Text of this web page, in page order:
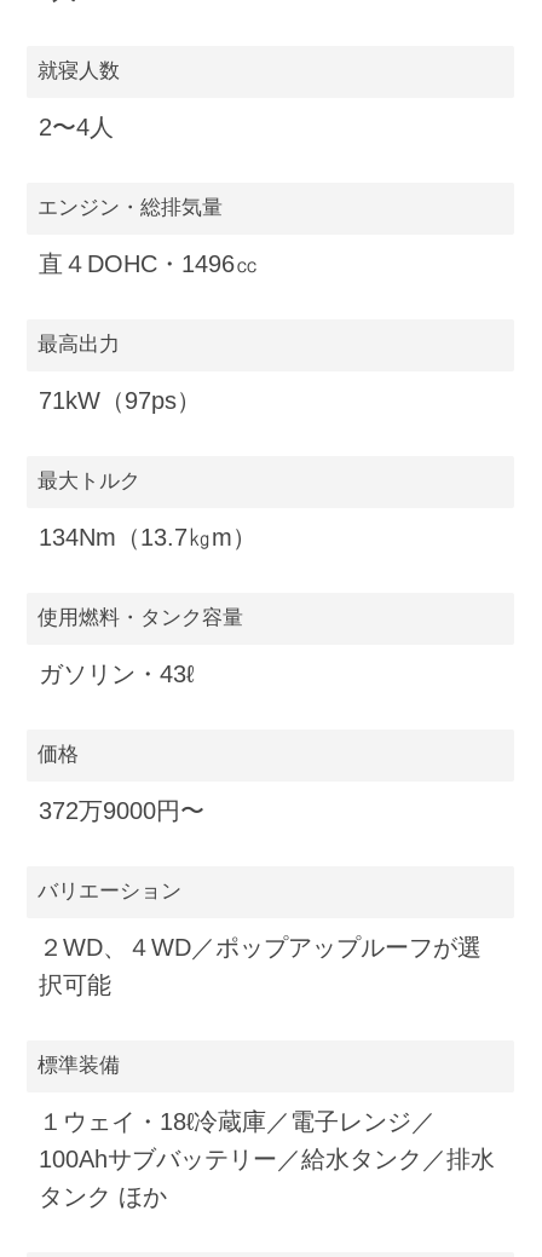
就寝人数
2〜4人
エンジン・総排気量
直４DOHC・1496㏄
最高出力
71kW（97ps）
最大トルク
134Nm（13.7㎏m）
使用燃料・タンク容量
ガソリン・43ℓ
価格
372万9000円〜
バリエーション
２WD、４WD／ポップアップルーフが選
択可能
標準装備
１ウェイ・18ℓ冷蔵庫／電子レンジ／
100Ahサブバッテリー／給水タンク／排水
タンク ほか